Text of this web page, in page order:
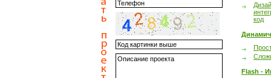
код
Flash -